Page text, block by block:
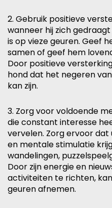
2. Gebruik positieve
wanneer hij zich
is op vieze geuren. Geef
samen of geef hem
Door positieve
hond dat het negeren
kan zijn.
3. Zorg voor voldoende
die constant interesse
vervelen. Zorg ervoor
en mentale stimulatie
wandelingen,
Door zijn energie en
activiteiten te richten,
geuren afnemen.